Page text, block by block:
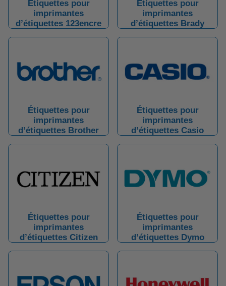
Étiquettes pour
imprimantes
d’étiquettes 123encre
Étiquettes pour
imprimantes
d’étiquettes Brady
Étiquettes pour
imprimantes
d’étiquettes Brother
Étiquettes pour
imprimantes
d’étiquettes Casio
Étiquettes pour
imprimantes
d’étiquettes Citizen
Étiquettes pour
imprimantes
d’étiquettes Dymo